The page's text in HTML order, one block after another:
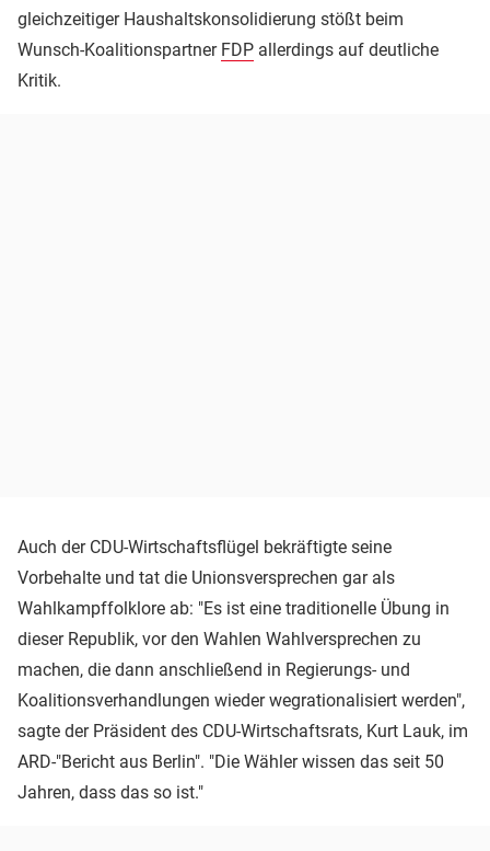
gleichzeitiger Haushaltskonsolidierung stößt beim
Wunsch-Koalitionspartner FDP allerdings auf deutliche
Kritik.
Auch der CDU-Wirtschaftsflügel bekräftigte seine
Vorbehalte und tat die Unionsversprechen gar als
Wahlkampffolklore ab: "Es ist eine traditionelle Übung in
dieser Republik, vor den Wahlen Wahlversprechen zu
machen, die dann anschließend in Regierungs- und
Koalitionsverhandlungen wieder wegrationalisiert werden",
sagte der Präsident des CDU-Wirtschaftsrats, Kurt Lauk, im
ARD-"Bericht aus Berlin". "Die Wähler wissen das seit 50
Jahren, dass das so ist."